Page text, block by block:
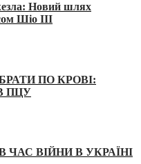
Новий шлях
Шіо III
ПО КРОВІ:
ПЦУ
ВІЙНИ В УКРАЇНІ